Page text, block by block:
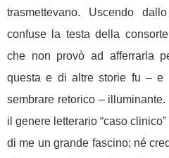
trasmettevano. Uscendo
confuse la testa della
che non provò ad afferrarla
questa e di altre storie fu – e
sembrare retorico –
il genere letterario “caso
di me un grande fascino; né